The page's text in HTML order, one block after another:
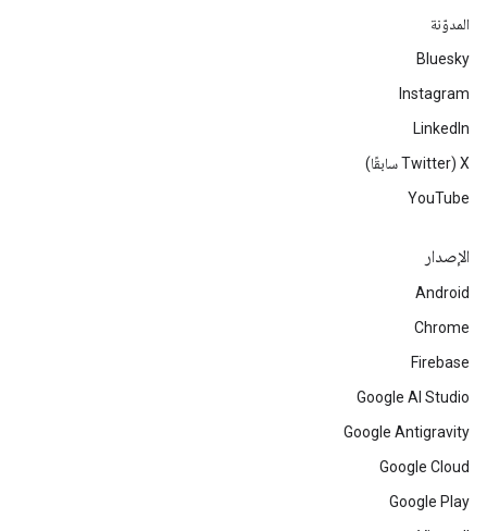
المدوّنة
Bluesky
Instagram
LinkedIn
‫X ‏(Twitter سابقًا)
YouTube
الإصدار
Android
Chrome
Firebase
Google AI Studio
Google Antigravity
Google Cloud
Google Play